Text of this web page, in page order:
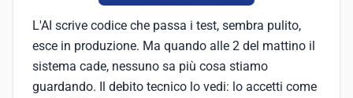
L'AI scrive codice che passa i test, sembra pulito,
esce in produzione. Ma quando alle 2 del mattino il
sistema cade, nessuno sa più cosa stiamo
guardando. Il debito tecnico lo vedi: lo accetti come